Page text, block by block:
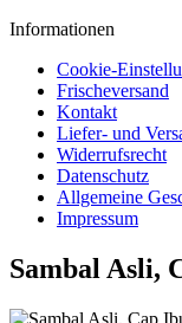
Informationen
Cookie-
Frischeversand
Kontakt
Liefer- und
Widerrufsrecht
Datenschutz
Allgemeine
Impressum
Sambal Asli,